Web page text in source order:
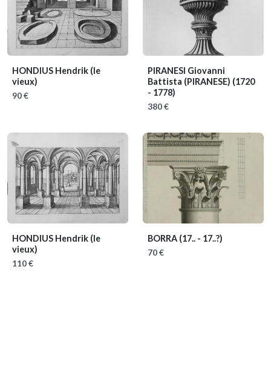
HONDIUS Hendrik (le
vieux)
90 €
PIRANESI Giovanni
Battista (PIRANESE) (1720
- 1778)
380 €
HONDIUS Hendrik (le
vieux)
110 €
BORRA (17.. - 17..?)
70 €